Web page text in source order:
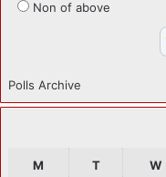
Non of above
Polls Archive
M T W